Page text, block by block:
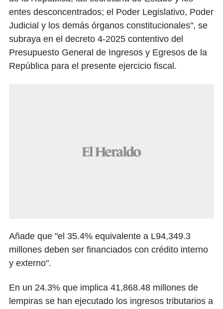
entes desconcentrados; el Poder Legislativo, Poder
Judicial y los demás órganos constitucionales", se
subraya en el decreto 4-2025 contentivo del
Presupuesto General de Ingresos y Egresos de la
República para el presente ejercicio fiscal.
Añade que "el 35.4% equivalente a L94,349.3
millones deben ser financiados con crédito interno
y externo".
En un 24.3% que implica 41,868.48 millones de
lempiras se han ejecutado los ingresos tributarios a